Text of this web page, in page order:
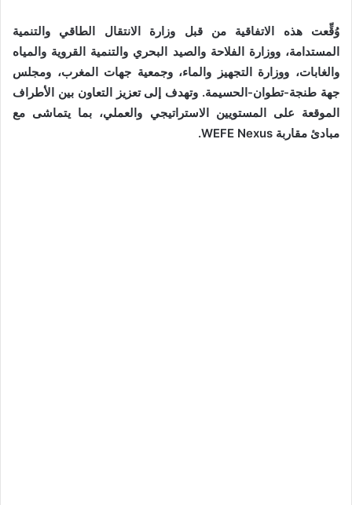
وُقِّعت هذه الاتفاقية من قبل وزارة الانتقال الطاقي والتنمية
المستدامة، ووزارة الفلاحة والصيد البحري والتنمية القروية والمياه
والغابات، ووزارة التجهيز والماء، وجمعية جهات المغرب، ومجلس
جهة طنجة-تطوان-الحسيمة. وتهدف إلى تعزيز التعاون بين الأطراف
الموقعة على المستويين الاستراتيجي والعملي، بما يتماشى مع
مبادئ مقاربة WEFE Nexus.